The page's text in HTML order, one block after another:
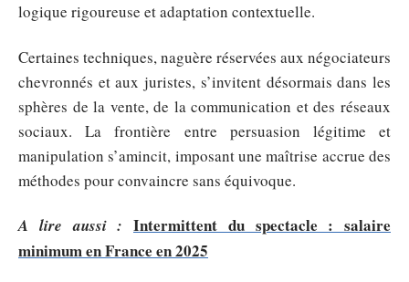
logique rigoureuse et adaptation contextuelle.
Certaines techniques, naguère réservées aux négociateurs
chevronnés et aux juristes, s’invitent désormais dans les
sphères de la vente, de la communication et des réseaux
sociaux. La frontière entre persuasion légitime et
manipulation s’amincit, imposant une maîtrise accrue des
méthodes pour convaincre sans équivoque.
A lire aussi : Intermittent du spectacle : salaire
minimum en France en 2025